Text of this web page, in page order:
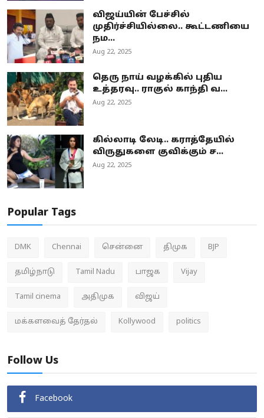
விஜய்யின் பேச்சில்
முதிர்ச்சியில்லை.. கூட்டணியை
நம...
Aug 22, 2025
தெரு நாய் வழக்கில் புதிய
உத்தரவு.. ராகுல் காந்தி வ...
Aug 22, 2025
கில்லாடி லேடி.. கராத்தேயில்
விருதுகளை குவிக்கும் ச...
Aug 22, 2025
Popular Tags
DMK Chennai சென்னை திமுக BJP
தமிழ்நாடு Tamil Nadu பாஜக Vijay
Tamil cinema அதிமுக விஜய்
மக்களவைத் தேர்தல் Kollywood politics
Follow Us
Facebook